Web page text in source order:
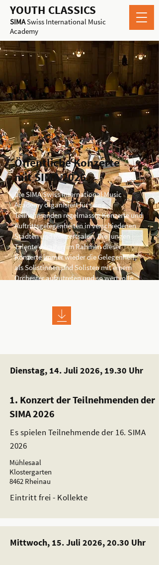
YOUTH CLASSICS
SIMASwiss International Music
Academy
Öffentliche Konzerte
mitSIMA 2026
Die SIMA Swiss International Music
Academy organisiert für seine
Teilnehmenden regelmässig Konzerte und
Auftrittsgelegenheiten in verschiedenen
Städten und Konzertsälen. Die jungen
Talente erhalten im Rahmen dieser
Konzerte immer wieder die Gelegenheit,
als Solistinnen und Solisten mit einem
Orchester aufzutreten und so wertvolle
Dienstag, 14. Juli 2026, 19.30 Uhr
1. Konzert der Teilnehmenden der
SIMA 2026
Es spielen Teilnehmende der 16. SIMA
2026
Mühlesaal
Klostergarten
8462 Rheinau
Eintritt frei - Kollekte
Mittwoch, 15. Juli 2026, 20.30 Uhr